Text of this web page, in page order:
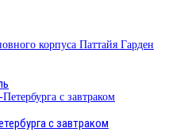
с завтраком